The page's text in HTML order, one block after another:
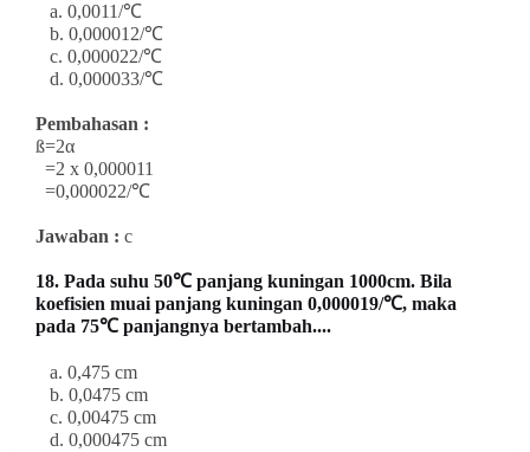
a. 0,0011/℃
b. 0,000012/℃
c. 0,000022/℃
d. 0,000033/℃
Pembahasan :
ß=2α
=2 x 0,000011
=0,000022/℃
Jawaban : c
18. Pada suhu 50℃ panjang kuningan 1000cm. Bila
koefisien muai panjang kuningan 0,000019/℃, maka
pada 75℃ panjangnya bertambah....
a. 0,475 cm
b. 0,0475 cm
c. 0,00475 cm
d. 0,000475 cm